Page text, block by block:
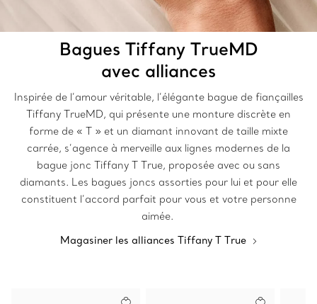
Bagues Tiffany TrueMD
avec alliances
Inspirée de l’amour véritable, l’élégante bague de fiançailles
Tiffany TrueMD, qui présente une monture discrète en
forme de « T » et un diamant innovant de taille mixte
carrée, s’agence à merveille aux lignes modernes de la
bague jonc Tiffany T True, proposée avec ou sans
diamants. Les bagues joncs assorties pour lui et pour elle
constituent l’accord parfait pour vous et votre personne
aimée.
Magasiner les alliances Tiffany T True